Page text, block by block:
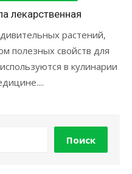
лекарственная
растений,
полезных свойств для
в кулинарии
Поиск